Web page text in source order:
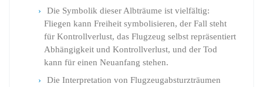
Die Symbolik dieser Albträume ist vielfältig:
Fliegen kann Freiheit symbolisieren, der Fall steht
für Kontrollverlust, das Flugzeug selbst repräsentiert
Abhängigkeit und Kontrollverlust, und der Tod
kann für einen Neuanfang stehen.
Die Interpretation von Flugzeugabsturzträumen